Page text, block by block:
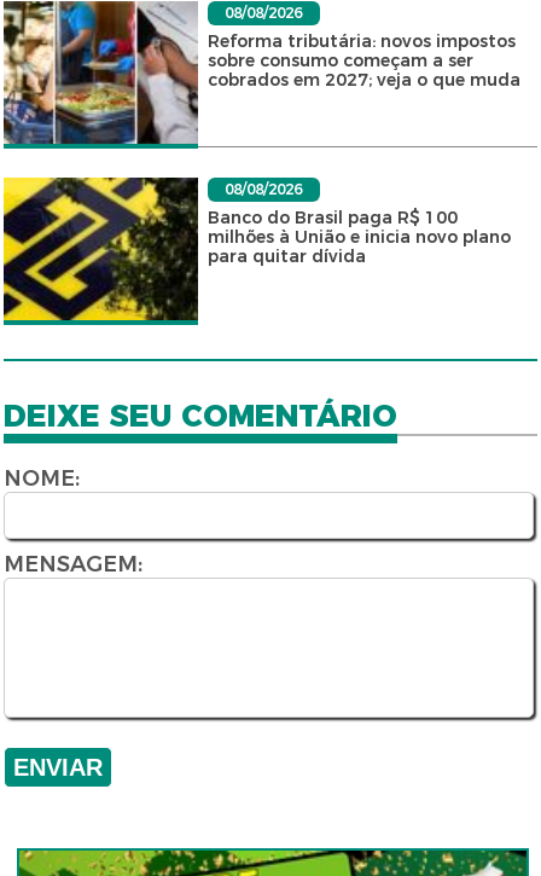
08/08/2026
Reforma tributária: novos impostos
sobre consumo começam a ser
cobrados em 2027; veja o que muda
08/08/2026
Banco do Brasil paga R$ 100
milhões à União e inicia novo plano
para quitar dívida
DEIXE SEU COMENTÁRIO
NOME:
MENSAGEM: